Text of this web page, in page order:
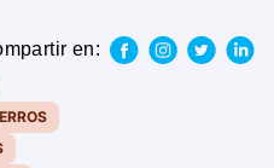
en: